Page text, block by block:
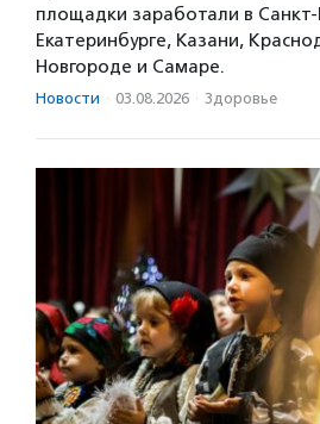
площадки заработали в
Екатеринбурге, Казани,
Новгороде и Самаре.
Новости · 03.08.2026 · Здоровье